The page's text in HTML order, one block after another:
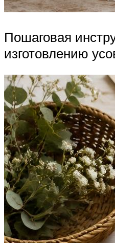
Пошаговая
изготовлению